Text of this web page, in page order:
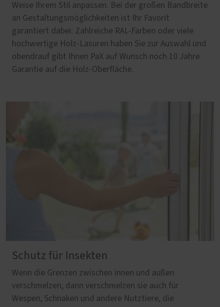
Weise Ihrem Stil anpassen. Bei der großen Bandbreite
an Gestaltungsmöglichkeiten ist Ihr Favorit
garantiert dabei: Zahlreiche RAL-Farben oder viele
hochwertige Holz-Lasuren haben Sie zur Auswahl und
obendrauf gibt Ihnen PaX auf Wunsch noch 10 Jahre
Garantie auf die Holz-Oberfläche.
Schutz für Insekten
Wenn die Grenzen zwischen innen und außen
verschmelzen, dann verschmelzen sie auch für
Wespen, Schnaken und andere Nutztiere, die